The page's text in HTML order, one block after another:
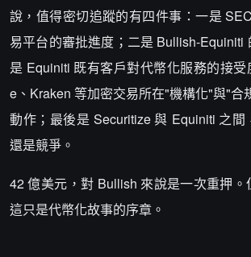
說，值得密切追蹤的有四件事：一是
易平台的審批進度；二是 Bullish-Equiniti
是 Equiniti 既有客戶對代幣化服務的接
e、Kraken 等加密交易所在"機構化"與"合
動作；最後是 Securitize 與 Equiniti 之
還是競爭。
42 億美元，對 Bullish 來說是一次重押。
這只是代幣化故事的序章。